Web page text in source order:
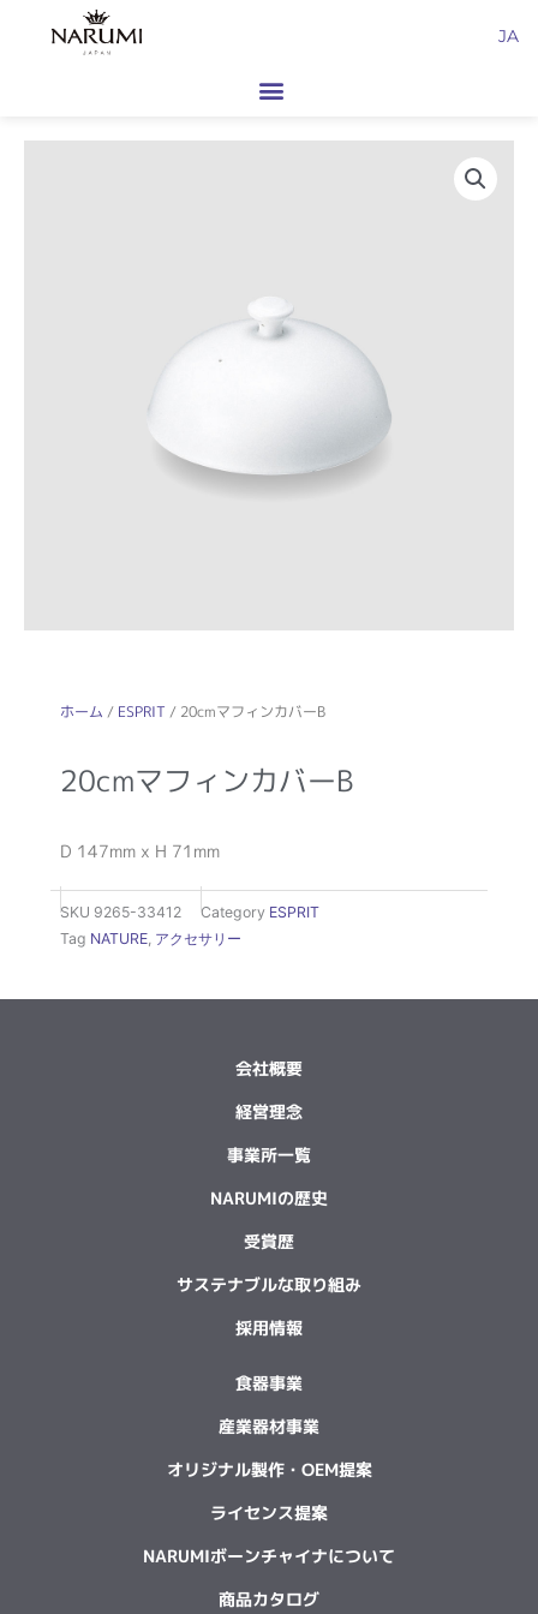
JA
ホーム / ESPRIT / 20cmマフィンカバーB
20cmマフィンカバーB
D 147mm x H 71mm
SKU 9265-33412 Category ESPRIT
Tag NATURE アクセサリー
会社概要
経営理念
事業所一覧
NARUMIの歴史
受賞歴
サステナブルな取り組み
採用情報
食器事業
産業器材事業
オリジナル製作・OEM提案
ライセンス提案
NARUMIボーンチャイナについて
商品カタログ